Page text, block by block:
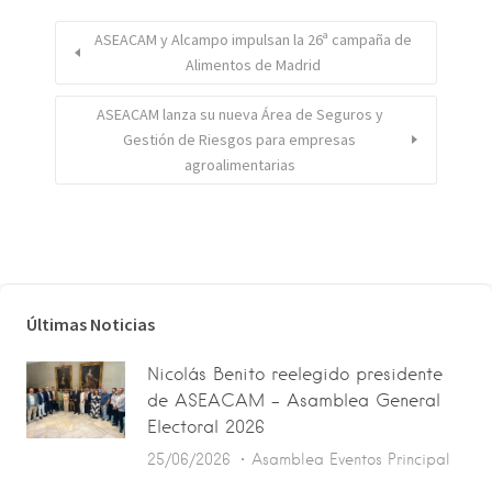
ASEACAM y Alcampo impulsan la 26ª campaña de
Alimentos de Madrid
ASEACAM lanza su nueva Área de Seguros y
Gestión de Riesgos para empresas
agroalimentarias
Últimas Noticias
Nicolás Benito reelegido presidente
de ASEACAM – Asamblea General
Electoral 2026
25/06/2026 Asamblea Eventos Principal